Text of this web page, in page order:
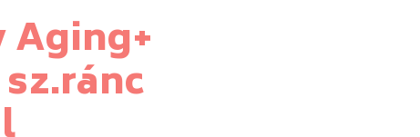
Aging+